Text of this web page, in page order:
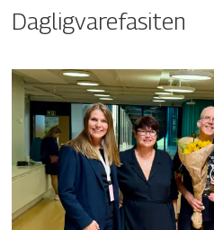
Dagligvarefasiten